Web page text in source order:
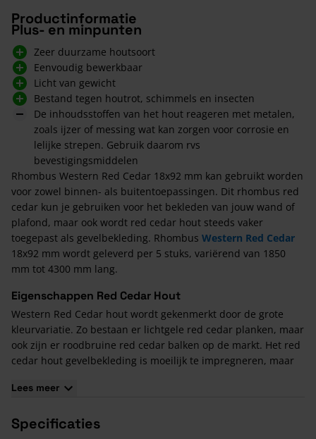
Productinformatie
Plus- en minpunten
Zeer duurzame houtsoort
Eenvoudig bewerkbaar
Licht van gewicht
Bestand tegen houtrot, schimmels en insecten
De inhoudsstoffen van het hout reageren met metalen,
zoals ijzer of messing wat kan zorgen voor corrosie en
lelijke strepen. Gebruik daarom rvs
bevestigingsmiddelen
Rhombus Western Red Cedar 18x92 mm kan gebruikt worden
voor zowel binnen- als buitentoepassingen. Dit rhombus red
cedar kun je gebruiken voor het bekleden van jouw wand of
plafond, maar ook wordt red cedar hout steeds vaker
toegepast als gevelbekleding. Rhombus Western Red Cedar
18x92 mm wordt geleverd per 5 stuks, variërend van 1850
mm tot 4300 mm lang.
Eigenschappen Red Cedar Hout
Western Red Cedar hout wordt gekenmerkt door de grote
kleurvariatie. Zo bestaan er lichtgele red cedar planken, maar
ook zijn er roodbruine red cedar balken op de markt. Het red
cedar hout gevelbekleding is moeilijk te impregneren, maar
groot voordeel is het lichte gewicht, wat de verwerking
Lees meer
Specificaties